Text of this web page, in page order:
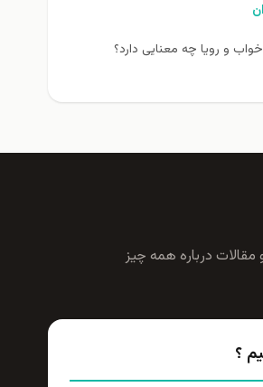
و رویا چه معنایی دارد؟
مقالات درباره همه چيز
؟